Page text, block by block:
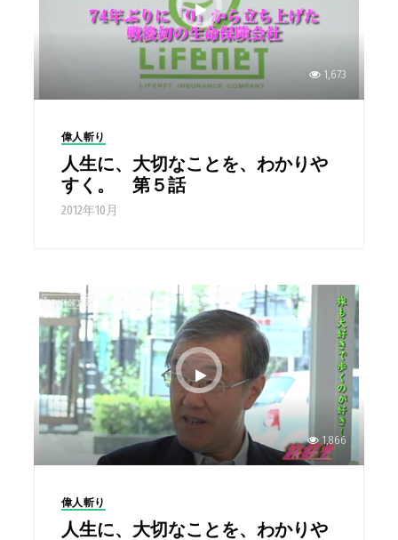
1,673
偉人斬り
人生に、大切なことを、わかりや
すく。 第５話
2012年10月
1,866
偉人斬り
人生に、大切なことを、わかりや